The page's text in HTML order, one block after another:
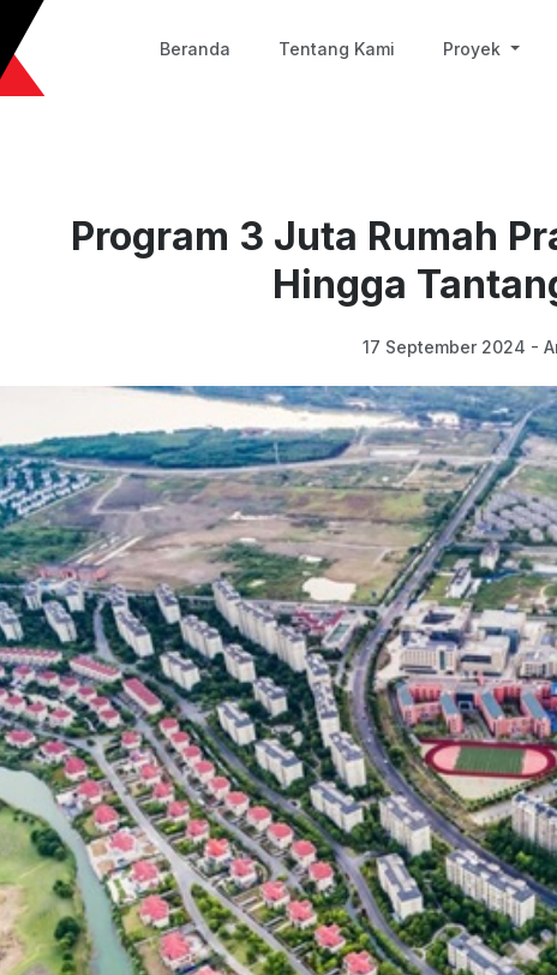
Beranda Tentang Kami Proyek
Program 3 Juta Rumah
Hingga
17 September 2024 -